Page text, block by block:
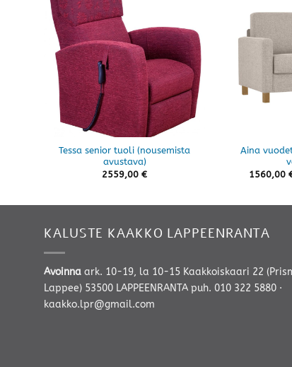
Tessa senior tuoli (nousemista
avustava)
2559,00 €
Aina
1560,00
KALUSTE KAAKKO LAPPEENRANTA
Avoinna ark. 10-19, la 10-15 Kaakkoiskaari 22
Lappee) 53500 LAPPEENRANTA puh. 010 322 5880 ·
kaakko.lpr@gmail.com